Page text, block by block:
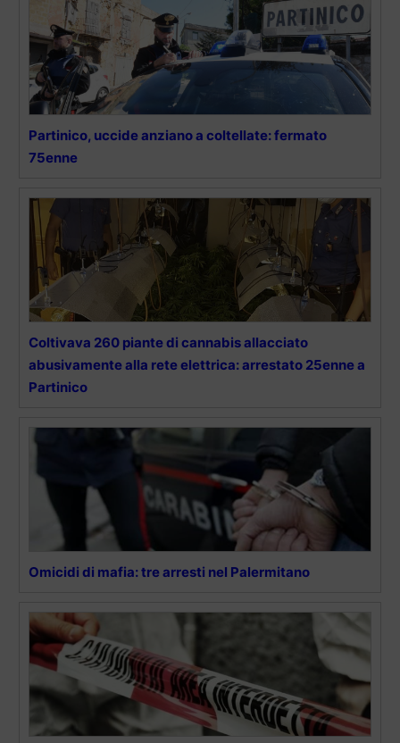
Partinico, uccide anziano a coltellate: fermato
75enne
Coltivava 260 piante di cannabis allacciato
abusivamente alla rete elettrica: arrestato 25enne a
Partinico
Omicidi di mafia: tre arresti nel Palermitano